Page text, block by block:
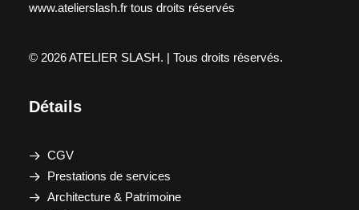
www.atelierslash.fr tous droits réservés
© 2026 ATELIER SLASH. | Tous droits réservés.
Détails
CGV
Prestations de services
Architecture & Patrimoine